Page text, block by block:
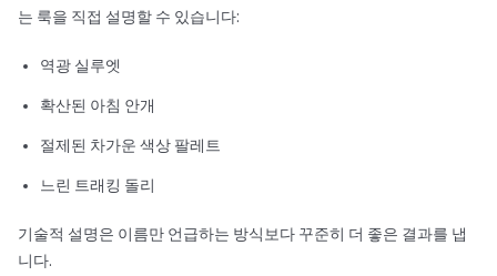
는 룩을 직접 설명할 수 있습니다:
역광 실루엣
확산된 아침 안개
절제된 차가운 색상 팔레트
느린 트래킹 돌리
기술적 설명은 이름만 언급하는 방식보다 꾸준히 더 좋은 결과를 냅
니다.